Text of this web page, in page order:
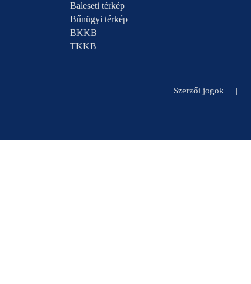
Baleseti térkép
Bűnügyi térkép
BKKB
TKKB
Szerzői jogok